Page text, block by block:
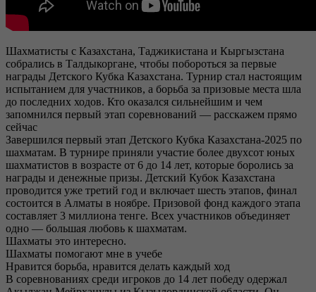
Шахматисты с Казахстана, Таджикистана и Кыргызстана
собрались в Талдыкоргане, чтобы побороться за первые
награды Детского Кубка Казахстана. Турнир стал настоящим
испытанием для участников, а борьба за призовые места шла
до последних ходов. Кто оказался сильнейшим и чем
запомнился первый этап соревнований — расскажем прямо
сейчас
Завершился первый этап Детского Кубка Казахстана-2025 по
шахматам. В турнире приняли участие более двухсот юных
шахматистов в возрасте от 6 до 14 лет, которые боролись за
награды и денежные призы. Детский Кубок Казахстана
проводится уже третий год и включает шесть этапов, финал
состоится в Алматы в ноябре. Призовой фонд каждого этапа
составляет 3 миллиона тенге. Всех участников объединяет
одно — большая любовь к шахматам.
Шахматы это интересно.
Шахматы помогают мне в учебе
Нравится борьба, нравится делать каждый ход
В соревнованиях среди игроков до 14 лет победу одержал